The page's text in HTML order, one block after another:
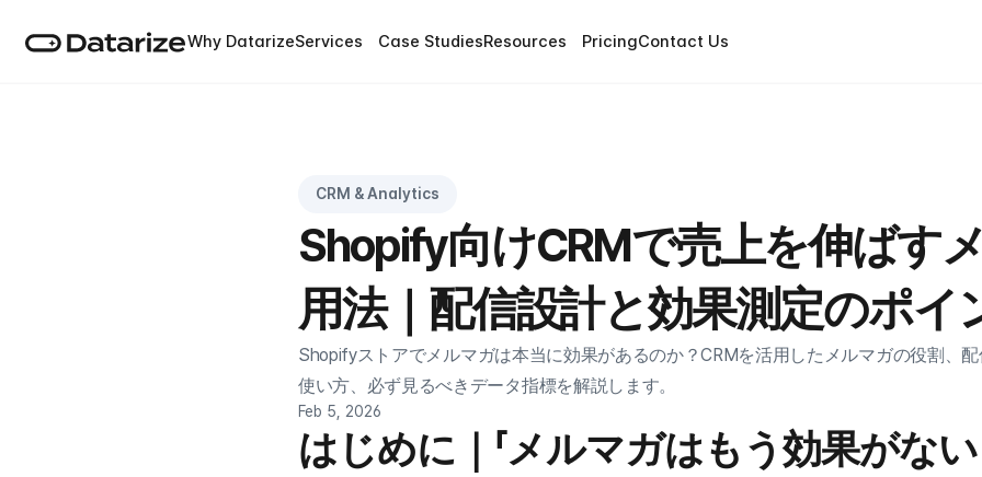
Why DatarizeServices Case StudiesResources PricingContact Us
CRM & Analytics
Shopify向けCRMで売上を伸ばす
用法｜配信設計と効果測定のポイ
Shopifyストアでメルマガは本当に効果があるのか？CRMを活用したメルマガの役割、
使い方、必ず見るべきデータ指標を解説します。
Feb 5, 2026
はじめに｜「メルマガはもう効果がない